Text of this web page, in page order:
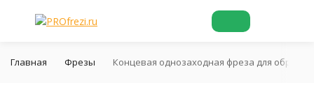
Главная Фрезы Концевая однозаходная фреза для